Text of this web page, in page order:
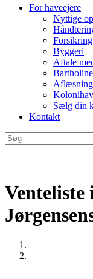
For haveejere
Nyttige
Forsikring
Byggeri
Aftale
Sælg din
Kontakt